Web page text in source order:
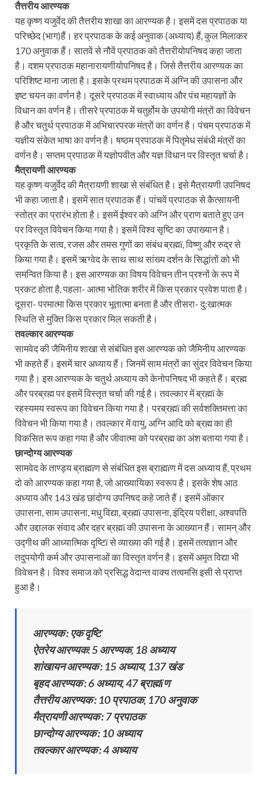
तैत्तरीय आरण्यक
यह कृष्ण यजुर्वेद की तैत्तरीय शाखा का आरण्यक है। इसमें दस प्रपाठक या
परिच्छेद (भाग)हैं। हर प्रपाठक के कई अनुवाक (अध्याय) हैं, कुल मिलाकर
170 अनुवाक हैं। सातवें से नौवें प्रपाठक को तैत्तरीयोपनिषद कहा जाता
है। दशम प्रपाठक महानारायणीयोपनिषद है। जिसे तैत्तरीय आरण्यक का
परिशिष्ट माना जाता है। इसके प्रथम प्रपाठक में अग्नि की उपासना और
इष्ट चयन का वर्णन है। दूसरे प्रपाठक में स्वाध्याय और पंच महायज्ञों के
विधान का वर्णन है। तीसरे प्रपाठक में चतुर्होम के उपयोगी मंत्रों का विवेचन
है और चतुर्थ प्रपाठक में अभिचारपरक मंत्रों का वर्णन है। पंचम प्रपाठक में
यज्ञीय संकेत भाषा का वर्णन है। षष्ठम प्रपाठक में पितृमेध संबंधी मंत्रों का
वर्णन है। सप्तम प्रपाठक में यज्ञोपवीत और यज्ञ विधान पर विस्तृत चर्चा है।
मैत्रायणी आरण्यक
यह कृष्ण यजुर्वेद की मैत्रायणी शाखा से संबंधित है। इसे मैत्रायणी उपनिषद
भी कहा जाता है। इसमें सात प्रपाठक हैं। पांचवें प्रपाठक से कैत्सायनी
स्तोत्र का प्रारंभ होता है। इसमें ईश्वर को अग्नि और प्राण बताते हुए उन
पर विस्तृत विवेचन किया गया है। इसमें विश्व सृष्टि का उपाख्यान है।
प्रकृति के सत्व, रजस और तमस गुणों का संबंध ब्रह्मï, विष्णु और रुद्र से
किया गया है। इसमें ऋग्वेद के साथ साथ सांख्य दर्शन के सिद्धांतों को भी
समन्वित किया है। इस आरण्यक का विषय विवेचन तीन प्रश्नों के रूप में
प्रकट होता है, पहला- आत्मा भोतिक शरीर में किस प्रकार प्रवेश पाता है।
दूसरा- परमात्मा किस प्रकार भूतात्मा बनता है और तीसरा- दु:खात्मक
स्थिति से मुक्ति किस प्रकार मिल सकती है।
तवल्कार आरण्यक
सामवेद की जैमिनीय शाखा से संबंधित इस आरण्यक को जैमिनीय आरण्यक
भी कहते हैं। इसमें चार अध्याय हैं। जिनमें साम मंत्रों का सुंदर विवेचन किया
गया है। इस आरण्यक के चतुर्थ अध्याय को केनोपनिषद भी कहते हैं। ब्रह्म
और परब्रह्म पर इसमें विस्तृत चर्चा की गई है। तवल्कार में ब्रह्मï के
रहस्यमय स्वरूप का विवेचन किया गया है। परब्रह्मï की सर्वशक्तिमत्ता का
विवेचन भी किया गया है। तवल्कार में वायु, अग्नि आदि को ब्रह्म का ही
विकसित रूप कहा गया है और जीवात्मा को परब्रह्म का अंश बताया गया है।
छान्दोग्य आरण्यक
सामवेद के ताण्ड्य ब्राह्मïण से संबंधित इस ब्राह्मïण में दस अध्याय हैं, प्रथम
दो को आरण्यक कहा गया है, जो आख्यायिका स्वरूप है। इसके शेष आठ
अध्याय और 143 खंड छांदोग्य उपनिषद कहे जाते हैं। इसमें ओंकार
उपासना, साम उपासना, मधु विद्या, ब्रह्मï उपासना, इंद्रिय परीक्षा, अश्वपति
और उद्दालक संवाद और दहर ब्रह्मï की उपासना के आख्यान हैं। सामन् औैर
उद्गीथ की आध्यात्मिक दृष्टिï से व्याख्या की गई है। इसमें तत्वज्ञान और
तदुपयोगी कर्म और उपासनाओं का विस्तृत वर्णन है। इसमें अमृत विद्या भी
विवेचन है। विश्व समाज को प्रसिद्ध वेदान्त वाक्य तत्वमसि इसी से प्राप्त
हुआ है।
आरण्यक : एक दृष्टि
ऐतरेय आरण्यक: 5 आरण्यक, 18 अध्याय
शांखायन आरण्यक : 15 अध्याय, 137 खंड
बृहद आरण्यक : 6 अध्याय, 47 ब्राह्मïण
तैत्तरीय आरण्यक : 10 प्रपाठक, 170 अनुवाक
मैत्रायणी आरण्यक : 7 प्रपाठक
छान्दोग्य आरण्यक : 10 अध्याय
तवल्कार आरण्यक : 4 अध्याय